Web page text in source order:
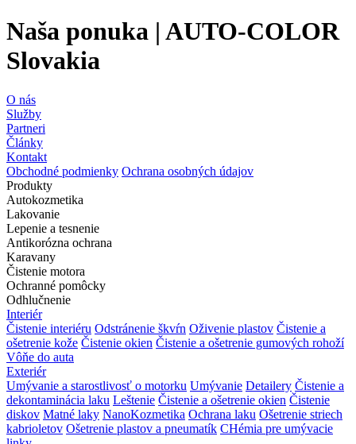
Naša ponuka | AUTO-COLOR
Slovakia
O nás
Služby
Partneri
Články
Kontakt
Obchodné podmienky Ochrana osobných údajov
Produkty
Autokozmetika
Lakovanie
Lepenie a tesnenie
Antikorózna ochrana
Karavany
Čistenie motora
Ochranné pomôcky
Odhlučnenie
Interiér
Čistenie interiéru Odstránenie škvŕn Oživenie plastov Čistenie a
ošetrenie kože Čistenie okien Čistenie a ošetrenie gumových rohoží
Vôňe do auta
Exteriér
Umývanie a starostlivosť o motorku Umývanie Detailery Čistenie a
dekontaminácia laku Leštenie Čistenie a ošetrenie okien Čistenie
diskov Matné laky NanoKozmetika Ochrana laku Ošetrenie striech
kabrioletov Ošetrenie plastov a pneumatík CHémia pre umývacie